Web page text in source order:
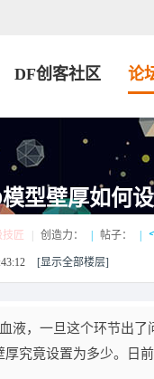
DF创客社区 论
型壁厚如何
技匠 创造力： 帖子：
[显示全部楼层]
液，一旦这个环节出
究竟设置为多少。日